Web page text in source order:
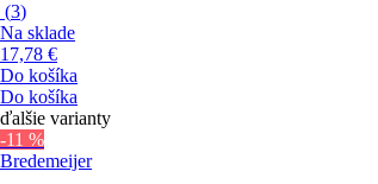
(3)
Na sklade
17,78 €
Do košíka
Do košíka
ďalšie varianty
-11 %
Bredemeijer